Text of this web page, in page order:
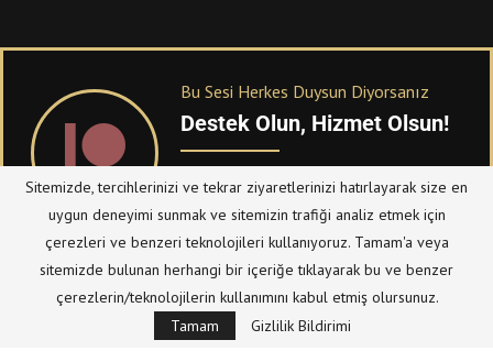
Bu Sesi Herkes Duysun Diyorsanız
Destek Olun, Hizmet Olsun!
PATREONüzerinden sitemize bağışta
bulanabilirsiniz.
Bize Ulaşın
Taziye Defteri
Gizlilik Politikası (Datenschutzerklärung)
Künye/Impressum
Sitemizde, tercihlerinizi ve tekrar ziyaretlerinizi hatırlayarak size en
uygun deneyimi sunmak ve sitemizin trafiği analiz etmek için
çerezleri ve benzeri teknolojileri kullanıyoruz. Tamam'a veya
sitemizde bulunan herhangi bir içeriğe tıklayarak bu ve benzer
çerezlerin/teknolojilerin kullanımını kabul etmiş olursunuz.
Tamam
Gizlilik Bildirimi